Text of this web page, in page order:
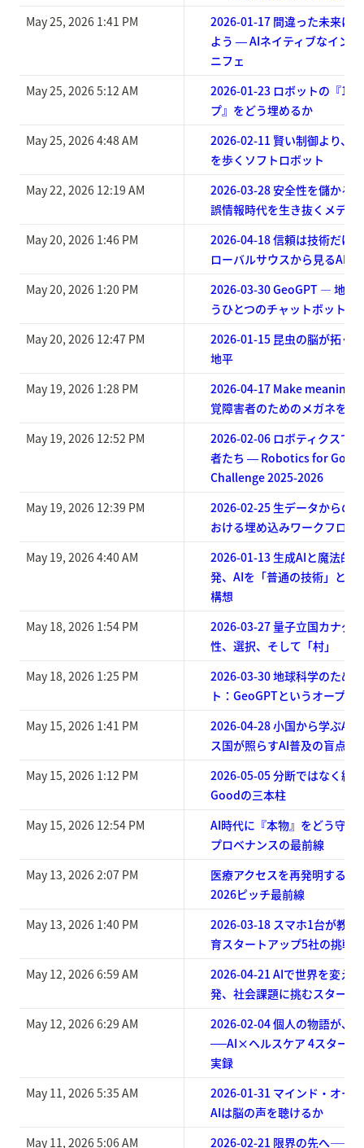
May 25, 2026 1:41 PM
2026-01-17 間違った未来に
よう ― AIネイティブなイン
ニフェ
May 25, 2026 5:12 AM
2026-01-23 ロボットの『10
プ』をどう埋めるか
May 25, 2026 4:48 AM
2026-02-11 賢い制御より、
を歩くソフトロボット
May 22, 2026 12:19 AM
2026-03-28 安全性を儲かる
誤情報時代を生き抜くメディ
May 20, 2026 1:46 PM
2026-04-18 信頼は技術だけ
ローバルサウスから見るAIメ
May 20, 2026 1:20 PM
2026-03-30 GeoGPT — 地球
うひとつのチャットボットで
May 20, 2026 12:47 PM
2026-01-15 昆虫の脳が拓く
地平
May 19, 2026 1:28 PM
2026-04-17 Make
覚障害者のためのメガネを生
May 19, 2026 12:52 PM
2026-02-06 ロボティクスで
者たち ― Robotics for Good
Challenge 2025-2026
May 19, 2026 12:39 PM
2026-02-25 生データからの
おける埋め込みワークフロー
May 19, 2026 4:40 AM
2026-01-13 生成AIと魔法的
発、AIを「普通の技術」とし
構想
May 18, 2026 1:54 PM
2026-03-27 量子立国カナダ
性、選択、そして「村」
May 18, 2026 1:25 PM
2026-03-30 地球科学のため
ト：GeoGPTというオープン
May 15, 2026 1:41 PM
2026-04-28 小国から学ぶAI
ス国が照らすAI普及の盲点
May 15, 2026 1:12 PM
2026-05-05 分断ではなく
Goodの三本柱
May 15, 2026 12:54 PM
AI時代に『本物』をどう守
プロベナンスの最前線
May 13, 2026 2:07 PM
医療アクセスを再発明する5
2026ピッチ最前線
May 13, 2026 1:40 PM
2026-03-18 スマホ1台が教
育スタートアップ5社の挑戦
May 12, 2026 6:59 AM
2026-04-21 AIで世界を変え
発、社会課題に挑むスタート
May 12, 2026 6:29 AM
2026-02-04 個人の物語が、
──AI×ヘルスケア 4スタート
実録
May 11, 2026 5:35 AM
2026-01-31 マインド・オー
AIは脳の声を聴けるか
May 11, 2026 5:06 AM
2026-02-21 限界の先へ——AI